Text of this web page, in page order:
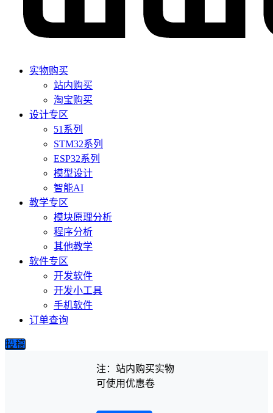
实物购买
站内购买
淘宝购买
设计专区
51系列
STM32系列
ESP32系列
模型设计
智能AI
教学专区
模块原理分析
程序分析
其他教学
软件专区
开发软件
开发小工具
手机软件
订单查询
投稿
注：站内购买实物
可使用优惠卷